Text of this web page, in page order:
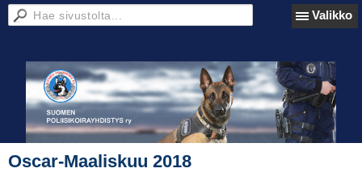
Valikko
Oscar-Maaliskuu 2018